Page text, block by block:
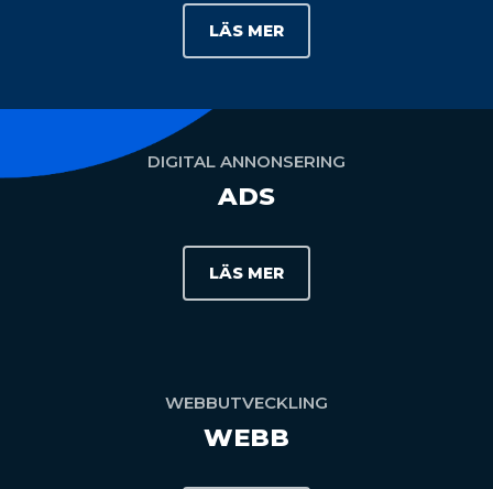
LÄS MER
DIGITAL ANNONSERING
ADS
LÄS MER
WEBBUTVECKLING
WEBB